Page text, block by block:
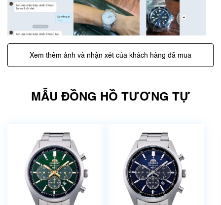
Xem thêm ảnh và nhận xét của khách hàng đã mua
MẪU ĐỒNG HỒ TƯƠNG TỰ